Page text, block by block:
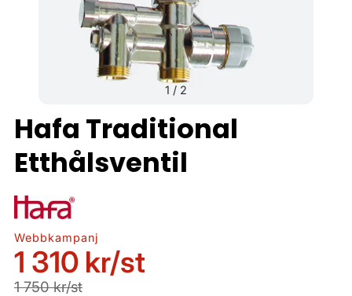
1 / 2
Hafa Traditional
Etthålsventil
Webbkampanj
1 310 kr/st
1 750 kr/st